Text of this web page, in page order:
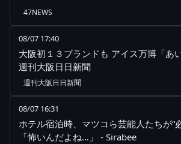
47NEWS
08/07 17:40
大阪初１３ブランドも アイス万博「あ
週刊大阪日日新聞
週刊大阪日日新聞
08/07 16:31
ホテル宿泊時、マツコら芸能人たちが“
「怖いんだよね…」 - Sirabee